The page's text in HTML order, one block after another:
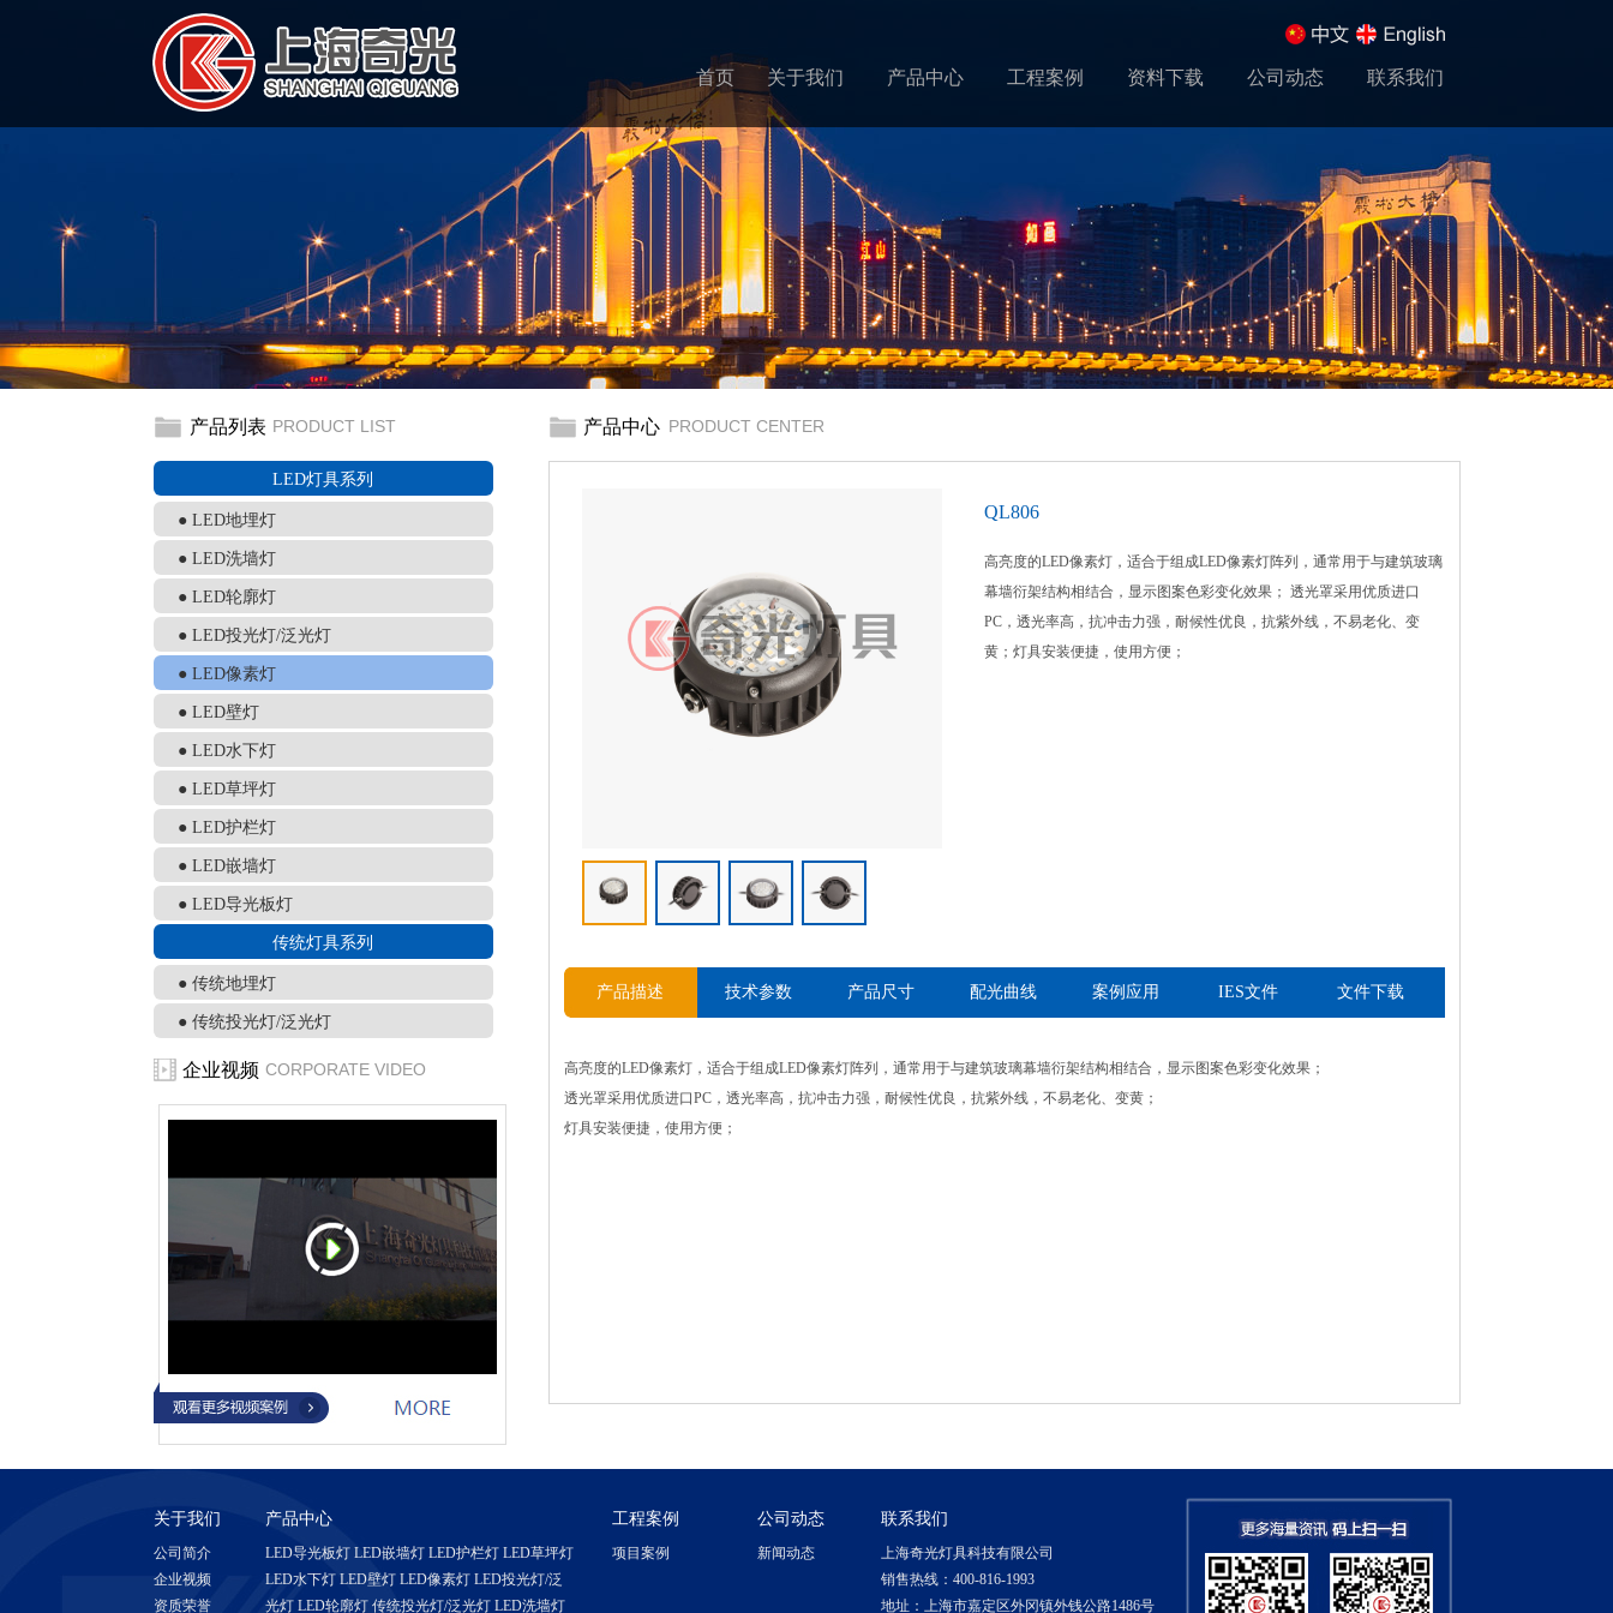
首页 关于我们 产品中心 工程案例 资料下载 公司动态 联系我们
产品列表 PRODUCT LIST
LED灯具系列
● LED地埋灯
● LED洗墙灯
● LED轮廓灯
● LED投光灯/泛光灯
● LED像素灯
● LED壁灯
● LED水下灯
● LED草坪灯
● LED护栏灯
● LED嵌墙灯
● LED导光板灯
传统灯具系列
● 传统地埋灯
● 传统投光灯/泛光灯
企业视频 CORPORATE VIDEO
产品中心 PRODUCT CENTER
QL806
高亮度的LED像素灯，适合于组成LED像素灯阵列，通常用于与建筑玻璃
幕墙衍架结构相结合，显示图案色彩变化效果； 透光罩采用优质进口
PC，透光率高，抗冲击力强，耐候性优良，抗紫外线，不易老化、变
黄；灯具安装便捷，使用方便；
产品描述 技术参数 产品尺寸 配光曲线 案例应用 IES文件 文件下载
高亮度的LED像素灯，适合于组成LED像素灯阵列，通常用于与建筑玻璃幕墙衍架结构相结合，显示图案色彩变化效果；
透光罩采用优质进口PC，透光率高，抗冲击力强，耐候性优良，抗紫外线，不易老化、变黄；
灯具安装便捷，使用方便；
关于我们 产品中心 工程案例 公司动态 联系我们
公司简介
企业视频
资质荣誉
LED导光板灯 LED嵌墙灯 LED护栏灯 LED草坪灯
LED水下灯 LED壁灯 LED像素灯 LED投光灯/泛
光灯 LED轮廓灯 传统投光灯/泛光灯 LED洗墙灯
项目案例 新闻动态
上海奇光灯具科技有限公司
销售热线：400-816-1993
地址：上海市嘉定区外冈镇外钱公路1486号